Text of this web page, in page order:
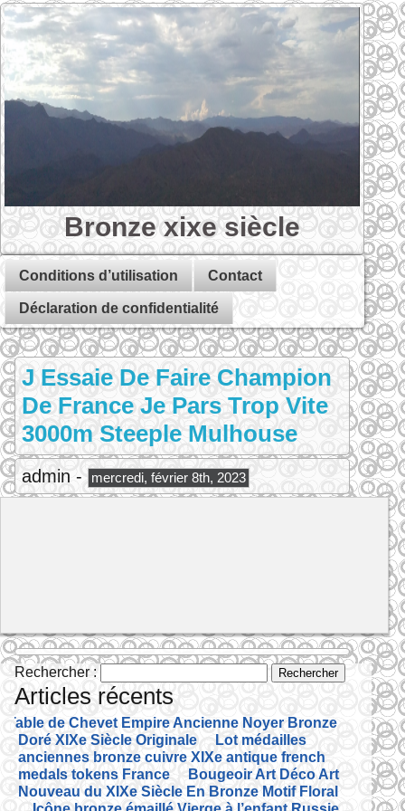
Bronze xixe siècle
Conditions d’utilisation Contact
Déclaration de confidentialité
J Essaie De Faire Champion
De France Je Pars Trop Vite
3000m Steeple Mulhouse
admin - mercredi, février 8th, 2023
Rechercher :
Articles récents
Table de Chevet Empire Ancienne Noyer Bronze
Doré XIXe Siècle Originale
Lot médailles
anciennes bronze cuivre XIXe antique french
medals tokens France
Bougeoir Art Déco Art
Nouveau du XIXe Siècle En Bronze Motif Floral